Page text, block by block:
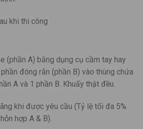
khi thi công
(phần A) bằng dụng cụ cầm tay hay
đóng rắn (phần B) vào thùng chứa
A và 1 phần B. Khuấy thật đều.
khi được yêu cầu (Tỷ lệ tối đa 5%
hợp A & B).